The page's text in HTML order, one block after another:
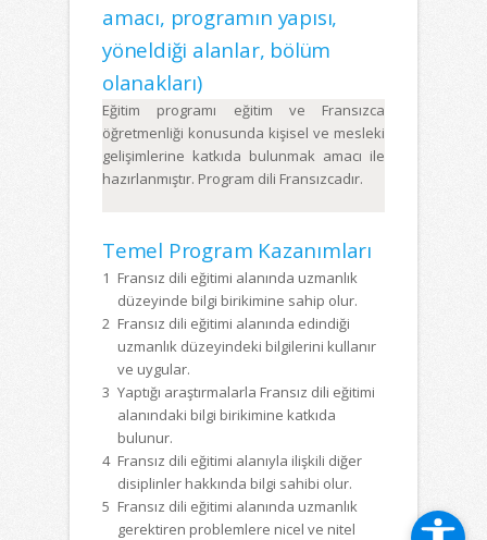
amacı, programın yapısı,
yöneldiği alanlar, bölüm
olanakları)
Eğitim programı eğitim ve Fransızca
öğretmenliği konusunda kişisel ve mesleki
gelişimlerine katkıda bulunmak amacı ile
hazırlanmıştır. Program dili Fransızcadır.
Temel Program Kazanımları
1 Fransız dili eğitimi alanında uzmanlık
düzeyinde bilgi birikimine sahip olur.
2 Fransız dili eğitimi alanında edindiği
uzmanlık düzeyindeki bilgilerini kullanır
ve uygular.
3 Yaptığı araştırmalarla Fransız dili eğitimi
alanındaki bilgi birikimine katkıda
bulunur.
4 Fransız dili eğitimi alanıyla ilişkili diğer
disiplinler hakkında bilgi sahibi olur.
5 Fransız dili eğitimi alanında uzmanlık
gerektiren problemlere nicel ve nitel